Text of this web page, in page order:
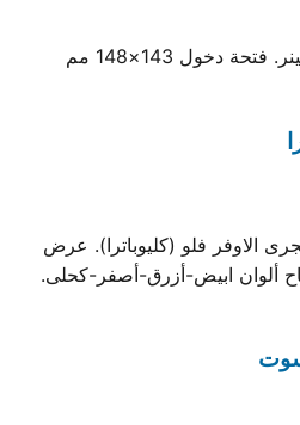
سكيمر قياسي لحمامات اللينر. فتحة دخول 143×148 مم
الاوفر فلو (كليوباترا). عرض
22 مم. متاح ألوان ابيض-أزرق-أصفر-كحلى.